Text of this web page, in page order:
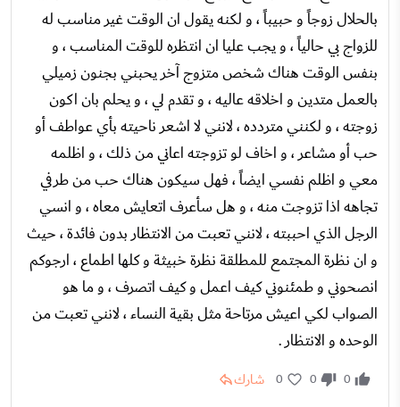
بالحلال زوجاً و حبيباً ، و لكنه يقول ان الوقت غير مناسب له
للزواج بي حالياً ، و يجب عليا ان انتظره للوقت المناسب ، و
بنفس الوقت هناك شخص متزوج آخر يحبني بجنون زميلي
بالعمل متدين و اخلاقه عاليه ، و تقدم لي ، و يحلم بان اكون
زوجته ، و لكنني متردده ، لانني لا اشعر ناحيته بأي عواطف أو
حب أو مشاعر ، و اخاف لو تزوجته اعاني من ذلك ، و اظلمه
معي و اظلم نفسي ايضاً ، فهل سيكون هناك حب من طرفي
تجاهه اذا تزوجت منه ، و هل سأعرف اتعايش معاه ، و انسي
الرجل الذي احببته ، لانني تعبت من الانتظار بدون فائدة ، حيث
و ان نظرة المجتمع للمطلقة نظرة خبيثة و كلها اطماع ، ارجوكم
انصحوني و طمئنوني كيف اعمل و كيف اتصرف ، و ما هو
الصواب لكي اعيش مرتاحة مثل بقية النساء ، لانني تعبت من
الوحده و الانتظار .
0
0
0 شارك